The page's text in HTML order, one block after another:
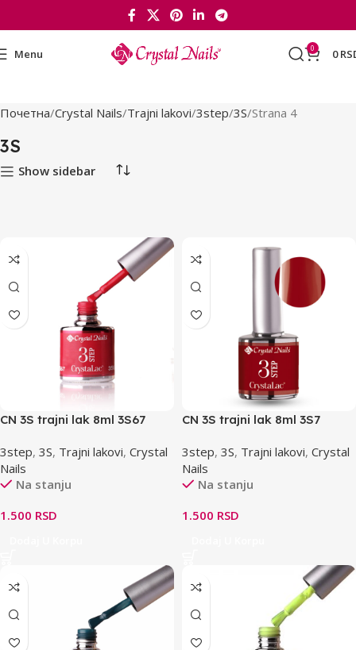
Menu 0 0
Почетна Crystal Nails Trajni lakovi 3step 3S Strana 4
3S
Show sidebar
CN 3S trajni lak 8ml 3S67
3step, 3S, Trajni lakovi, Crystal
Nails
Na stanju
1.500 RSD
CN 3S trajni lak 8ml 3S7
3step, 3S, Trajni lakovi, Crystal
Nails
Na stanju
1.500 RSD